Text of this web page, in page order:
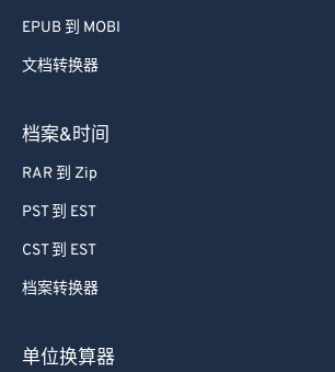
EPUB 到 MOBI
文档转换器
档案&时间
RAR 到 Zip
PST 到 EST
CST 到 EST
档案转换器
单位换算器